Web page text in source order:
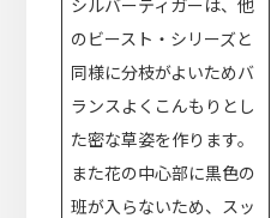
のビースト・シリーズと
同様に分枝がよいためバ
ランスよくこんもりとし
た密な草姿を作ります。
また花の中心部に黒色の
班が入らないため、スッ